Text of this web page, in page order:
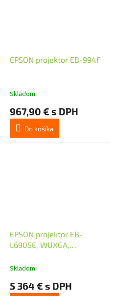
EPSON projektor EB-994F
Skladom
967,90 € s DPH
Do košíka
EPSON projektor EB-
L690SE, WUXGA,
NFC
Skladom
5 364 € s DPH